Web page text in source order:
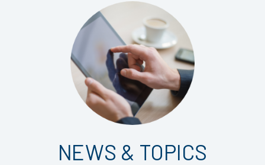
NEWS & TOPICS